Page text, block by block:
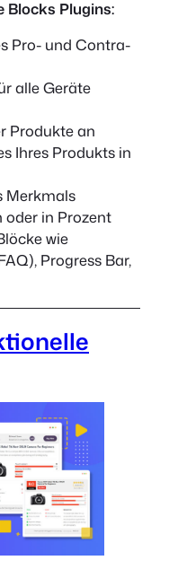
Blocks Plugins:
Pro- und Contra-
alle Geräte
Produkte an
Ihres Produkts in
Merkmals
oder in Prozent
wie
Progress Bar,